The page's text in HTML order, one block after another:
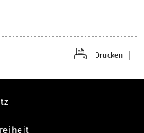
Drucken